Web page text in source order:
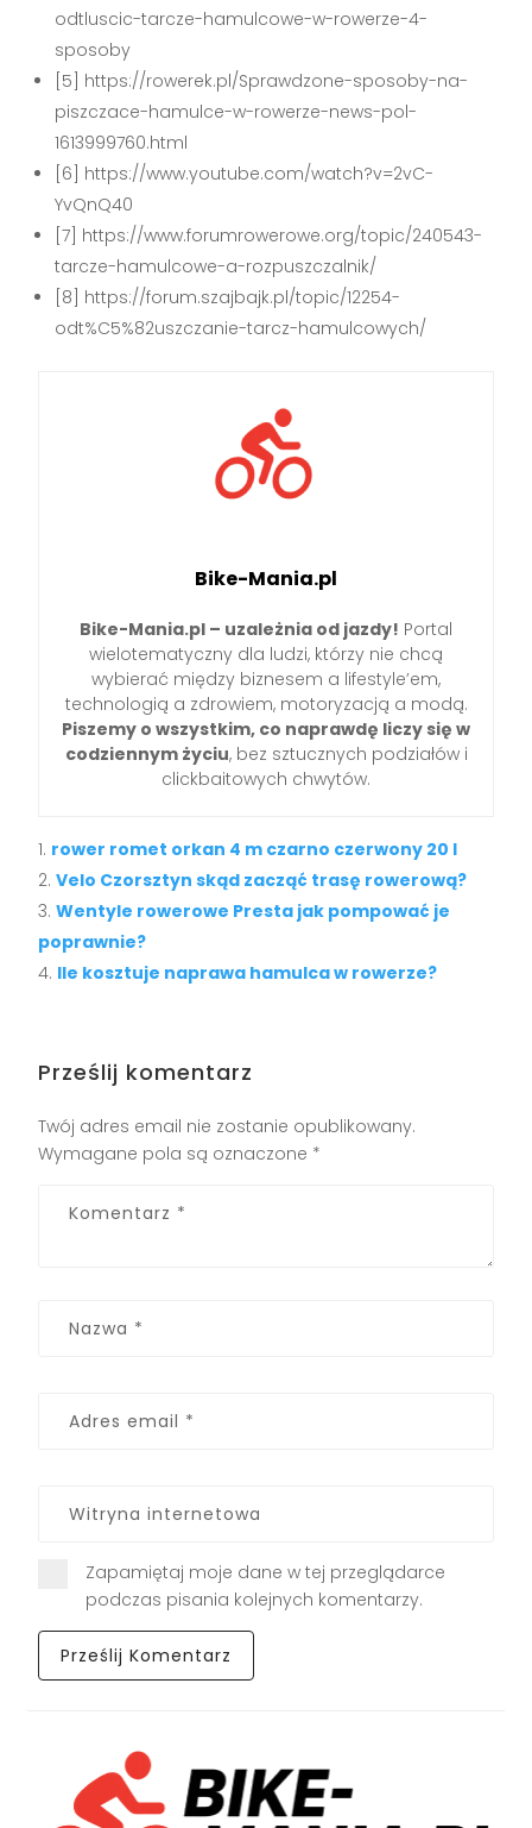
odtluscic-tarcze-hamulcowe-w-rowerze-4-
sposoby
[5] https://rowerek.pl/Sprawdzone-sposoby-na-
piszczace-hamulce-w-rowerze-news-pol-
1613999760.html
[6] https://www.youtube.com/watch?v=2vC-
YvQnQ40
[7] https://www.forumrowerowe.org/topic/240543-
tarcze-hamulcowe-a-rozpuszczalnik/
[8] https://forum.szajbajk.pl/topic/12254-
odt%C5%82uszczanie-tarcz-hamulcowych/
Bike-Mania.pl
Bike-Mania.pl – uzależnia od jazdy! Portal
wielotematyczny dla ludzi, którzy nie chcą
wybierać między biznesem a lifestyle’em,
technologią a zdrowiem, motoryzacją a modą.
Piszemy o wszystkim, co naprawdę liczy się w
codziennym życiu, bez sztucznych podziałów i
clickbaitowych chwytów.
rower romet orkan 4 m czarno czerwony 20 l
Velo Czorsztyn skąd zacząć trasę rowerową?
Wentyle rowerowe Presta jak pompować je
poprawnie?
Ile kosztuje naprawa hamulca w rowerze?
Prześlij komentarz
Twój adres email nie zostanie opublikowany.
Wymagane pola są oznaczone *
Zapamiętaj moje dane w tej przeglądarce
podczas pisania kolejnych komentarzy.